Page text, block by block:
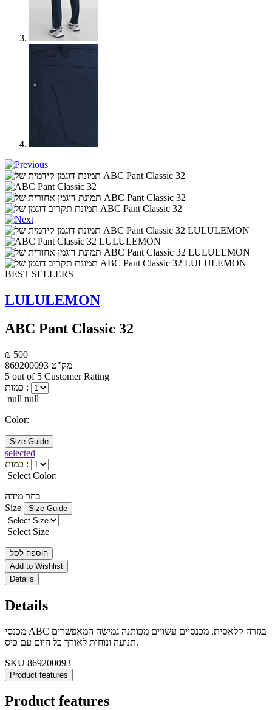
BEST SELLERS
LULULEMON
ABC Pant Classic 32
₪ 500
מק"ט 869200093
5 out of 5 Customer Rating
כמות :
null null
Color:
Size Guide
selected
כמות :
Select Color:
בחר מידה
Size
Size Guide
Select Size
הוספה לסל
Add to Wishlist
Details
Details
מכנסי ABC בגזרה קלאסית. מכנסיים עשויים מכותנה גמישה המאפשרים
תנועה ונוחות לאורך כל היום עם כיס.
SKU 869200093
Product features
Product features